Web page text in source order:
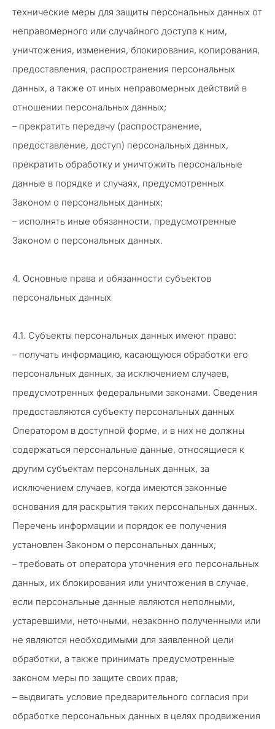
технические меры для защиты персональных данных от
неправомерного или случайного доступа к ним,
уничтожения, изменения, блокирования, копирования,
предоставления, распространения персональных
данных, а также от иных неправомерных действий в
отношении персональных данных;
– прекратить передачу (распространение,
предоставление, доступ) персональных данных,
прекратить обработку и уничтожить персональные
данные в порядке и случаях, предусмотренных
Законом о персональных данных;
– исполнять иные обязанности, предусмотренные
Законом о персональных данных.
4. Основные права и обязанности субъектов
персональных данных
4.1. Субъекты персональных данных имеют право:
– получать информацию, касающуюся обработки его
персональных данных, за исключением случаев,
предусмотренных федеральными законами. Сведения
предоставляются субъекту персональных данных
Оператором в доступной форме, и в них не должны
содержаться персональные данные, относящиеся к
другим субъектам персональных данных, за
исключением случаев, когда имеются законные
основания для раскрытия таких персональных данных.
Перечень информации и порядок ее получения
установлен Законом о персональных данных;
– требовать от оператора уточнения его персональных
данных, их блокирования или уничтожения в случае,
если персональные данные являются неполными,
устаревшими, неточными, незаконно полученными или
не являются необходимыми для заявленной цели
обработки, а также принимать предусмотренные
законом меры по защите своих прав;
– выдвигать условие предварительного согласия при
обработке персональных данных в целях продвижения